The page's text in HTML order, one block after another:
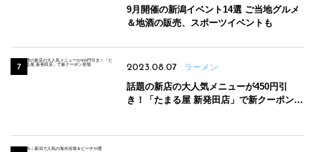
9月開催の新潟イベント14選 ご当地グルメ
＆地酒の販売、スポーツイベントも
2023.08.07 ラーメン
話題の新店の大人気メニューが450円引
き！「たまる屋 新発田店」で新クーポン登